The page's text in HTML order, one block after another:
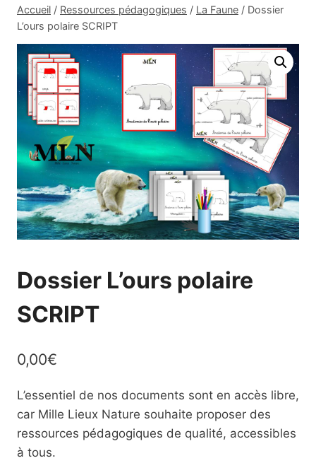
Accueil / Ressources pédagogiques / La Faune / Dossier
L’ours polaire SCRIPT
Dossier L’ours polaire
SCRIPT
0,00€
L’essentiel de nos documents sont en accès libre,
car Mille Lieux Nature souhaite proposer des
ressources pédagogiques de qualité, accessibles
à tous.